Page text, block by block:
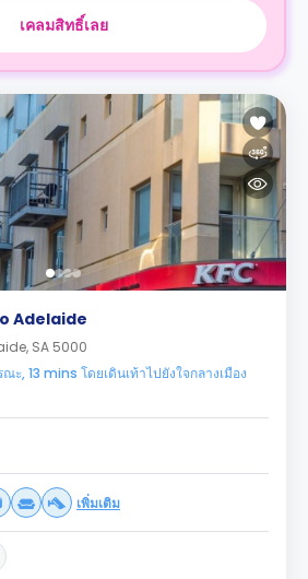
เคลมสิทธิ์เลย
Adelaide
SA 5000
ะ, 13 mins โดยเดินเท้าไปยังใจกลางเมือง
เพิ่มเติม